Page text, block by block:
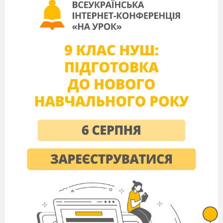
народні свята, картини пишних балів і
військових походів…
Неабияку роль в
інструментальна музика. Звучання інструментів
лише супроводжує вокальні номери, а й
самостійну роль: наприклад, у
танцювальних
сценах або в
оркестровому вступі до опери.
Отже, структуру
оперної вистави можна
зобразити так:
Увертюра
1 дія
н
о м е р и
н
о м е
ІІІ. Актуалізація знань.
Поясніть, чому оперу названо цариною
вокального мистецтва?
Яку роль відіграють в опері сольні й